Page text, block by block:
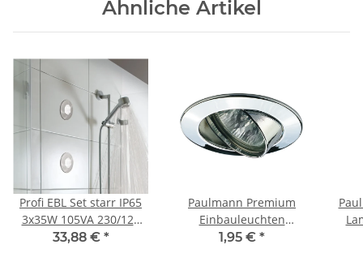
Ähnliche Artikel
Profi EBL Set starr IP65
3x35W 105VA 230/12V
GU5,3 51mm Weiß/Alu
33,88 € *
Paulmann Premium
Einbauleuchten
schwenkbar max. 50W
1,95 € *